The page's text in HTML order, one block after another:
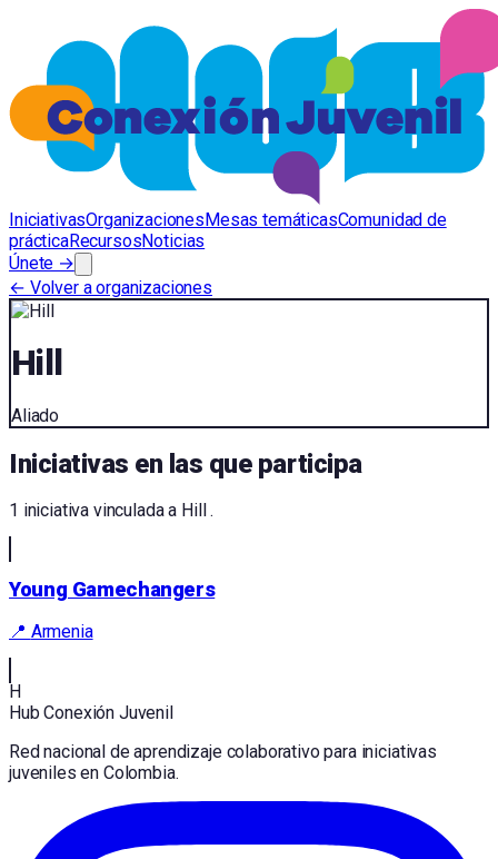
IniciativasOrganizacionesMesas temáticasComunidad de
prácticaRecursosNoticias
Únete →
← Volver a organizaciones
Hill
Aliado
Iniciativas en las que participa
1 iniciativa vinculada a Hill .
Young Gamechangers
📍 Armenia
H
Hub Conexión Juvenil
Red nacional de aprendizaje colaborativo para iniciativas
juveniles en Colombia.